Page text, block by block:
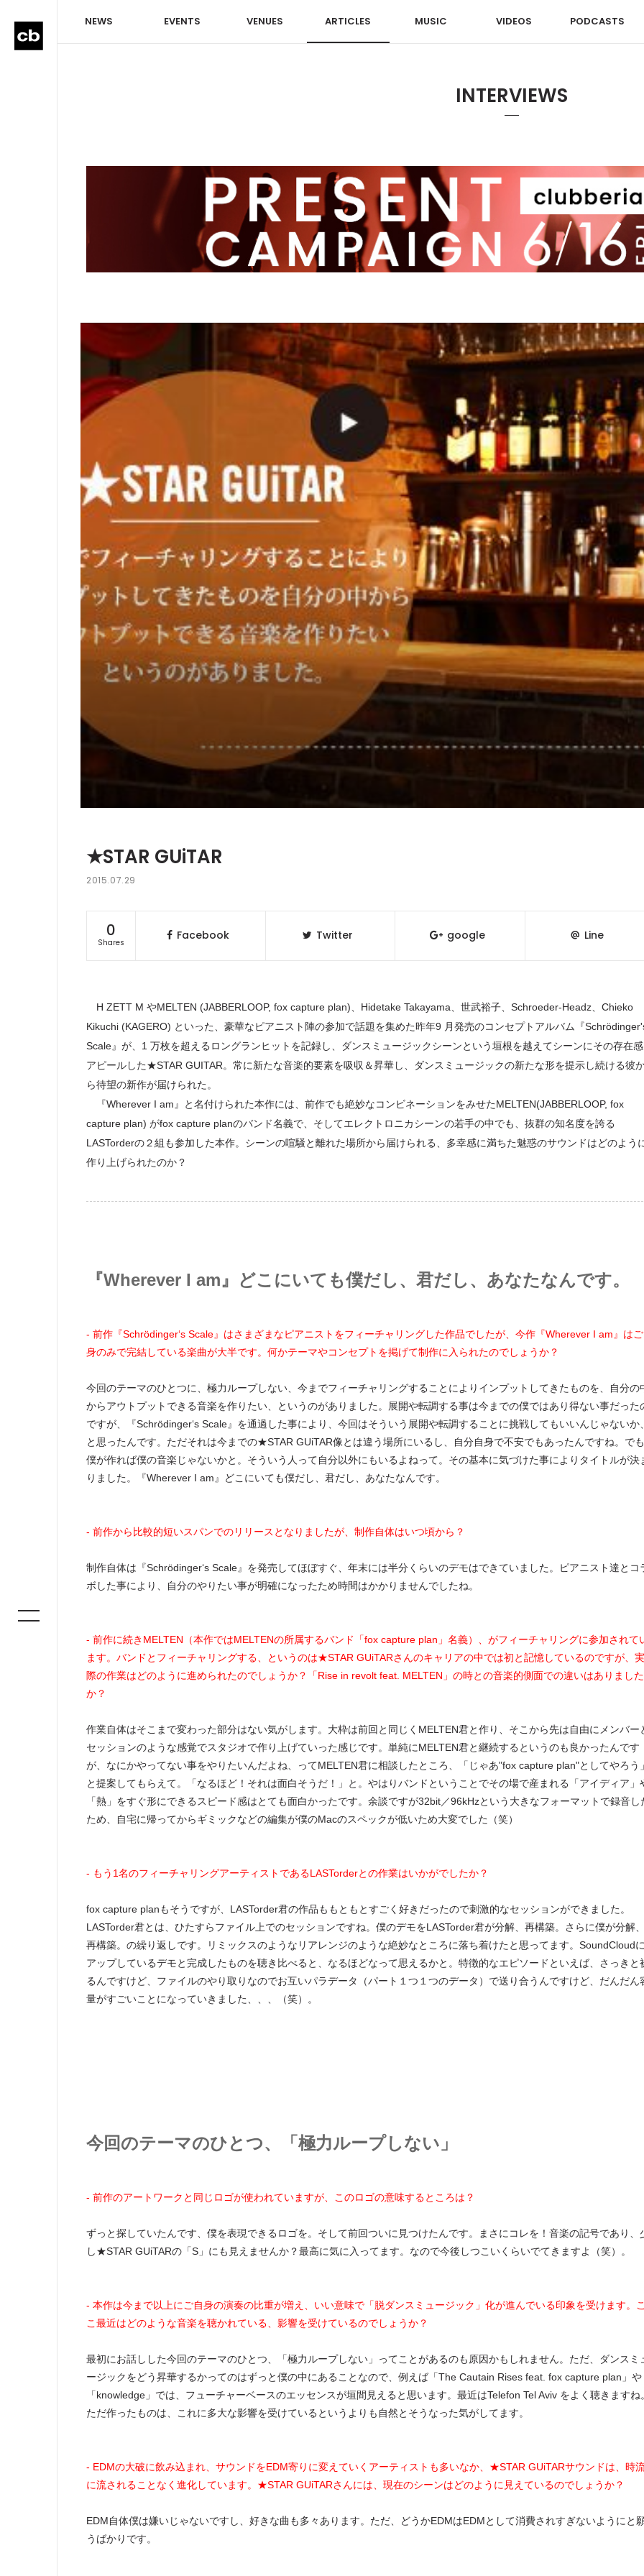
NEWS EVENTS VENUES ARTICLES MUSIC VIDEOS PODCASTS
INTERVIEWS
★STAR GUiTAR
2015.07.29
0
Shares
Facebook Twitter google Line
H ZETT M やMELTEN (JABBERLOOP, fox capture plan)、Hidetake Takayama、世武裕子、Schroeder-Headz、Chieko
Kikuchi (KAGERO) といった、豪華なピアニスト陣の参加で話題を集めた昨年9 月発売のコンセプトアルバム『
Scale』が、1 万枚を超えるロングランヒットを記録し、ダンスミュージックシーンという垣根を越えてシーンにその存在
アピールした★STAR GUITAR。常に新たな音楽的要素を吸収＆昇華し、ダンスミュージックの新たな形を提示し続ける彼
ら待望の新作が届けられた。
『Wherever I am』と名付けられた本作には、前作でも絶妙なコンビネーションをみせたMELTEN(JABBERLOOP, fox
capture plan) がfox capture planのバンド名義で、そしてエレクトロニカシーンの若手の中でも、抜群の知名度を誇る
LASTorderの２組も参加した本作。シーンの喧騒と離れた場所から届けられる、多幸感に満ちた魅惑のサウンドはどのよう
作り上げられたのか？
『Wherever I am』どこにいても僕だし、君だし、あなたなんです。
- 前作『Schrödinger‘s Scale』はさまざまなピアニストをフィーチャリングした作品でしたが、今作『Wherever I am』はご
身のみで完結している楽曲が大半です。何かテーマやコンセプトを掲げて制作に入られたのでしょうか？
今回のテーマのひとつに、極力ループしない、今までフィーチャリングすることによりインプットしてきたものを、自分の
からアウトプットできる音楽を作りたい、というのがありました。展開や転調する事は今までの僕ではあり得ない事だった
ですが、『Schrödinger‘s Scale』を通過した事により、今回はそういう展開や転調することに挑戦してもいいんじゃないか、
と思ったんです。ただそれは今までの★STAR GUiTAR像とは違う場所にいるし、自分自身で不安でもあったんですね。でも
僕が作れば僕の音楽じゃないかと。そういう人って自分以外にもいるよねって。その基本に気づけた事によりタイトルが決
りました。『Wherever I am』どこにいても僕だし、君だし、あなたなんです。
- 前作から比較的短いスパンでのリリースとなりましたが、制作自体はいつ頃から？
制作自体は『Schrödinger‘s Scale』を発売してほぼすぐ、年末には半分くらいのデモはできていました。ピアニスト達とコ
ボした事により、自分のやりたい事が明確になったため時間はかかりませんでしたね。
- 前作に続きMELTEN（本作ではMELTENの所属するバンド「fox capture plan」名義）、がフィーチャリングに参加されて
ます。バンドとフィーチャリングする、というのは★STAR GUiTARさんのキャリアの中では初と記憶しているのですが、実
際の作業はどのように進められたのでしょうか？「Rise in revolt feat. MELTEN」の時との音楽的側面での違いはありました
か？
作業自体はそこまで変わった部分はない気がします。大枠は前回と同じくMELTEN君と作り、そこから先は自由にメンバー
セッションのような感覚でスタジオで作り上げていった感じです。単純にMELTEN君と継続するというのも良かったんです
が、なにかやってない事をやりたいんだよね、ってMELTEN君に相談したところ、「じゃあ"fox capture plan"としてやろう」
と提案してもらえて。「なるほど！それは面白そうだ！」と。やはりバンドということでその場で産まれる「アイディア」
「熱」をすぐ形にできるスピード感はとても面白かったです。余談ですが32bit／96kHzという大きなフォーマットで録音し
ため、自宅に帰ってからギミックなどの編集が僕のMacのスペックが低いため大変でした（笑）
- もう1名のフィーチャリングアーティストであるLASTorderとの作業はいかがでしたか？
fox capture planもそうですが、LASTorder君の作品ももともとすごく好きだったので刺激的なセッションができました。
LASTorder君とは、ひたすらファイル上でのセッションですね。僕のデモをLASTorder君が分解、再構築。さらに僕が分解、
再構築。の繰り返しです。リミックスのようなリアレンジのような絶妙なところに落ち着けたと思ってます。SoundCloudに
アップしているデモと完成したものを聴き比べると、なるほどなって思えるかと。特徴的なエピソードといえば、さっきと
るんですけど、ファイルのやり取りなのでお互いパラデータ（パート１つ１つのデータ）で送り合うんですけど、だんだん
量がすごいことになっていきました、、、（笑）。
今回のテーマのひとつ、「極力ループしない」
- 前作のアートワークと同じロゴが使われていますが、このロゴの意味するところは？
ずっと探していたんです、僕を表現できるロゴを。そして前回ついに見つけたんです。まさにコレを！音楽の記号であり、
し★STAR GUiTARの「S」にも見えませんか？最高に気に入ってます。なので今後しつこいくらいでてきますよ（笑）。
- 本作は今まで以上にご自身の演奏の比重が増え、いい意味で「脱ダンスミュージック」化が進んでいる印象を受けます。こ
こ最近はどのような音楽を聴かれている、影響を受けているのでしょうか？
最初にお話しした今回のテーマのひとつ、「極力ループしない」ってことがあるのも原因かもしれません。ただ、ダンスミ
ージックをどう昇華するかってのはずっと僕の中にあることなので、例えば「The Cautain Rises feat. fox capture plan」や
「knowledge」では、フューチャーベースのエッセンスが垣間見えると思います。最近はTelefon Tel Aviv をよく聴きますね。
ただ作ったものは、これに多大な影響を受けているというよりも自然とそうなった気がしてます。
- EDMの大破に飲み込まれ、サウンドをEDM寄りに変えていくアーティストも多いなか、★STAR GUiTARサウンドは、時
に流されることなく進化しています。★STAR GUiTARさんには、現在のシーンはどのように見えているのでしょうか？
EDM自体僕は嫌いじゃないですし、好きな曲も多々あります。ただ、どうかEDMはEDMとして消費されすぎないようにと
うばかりです。